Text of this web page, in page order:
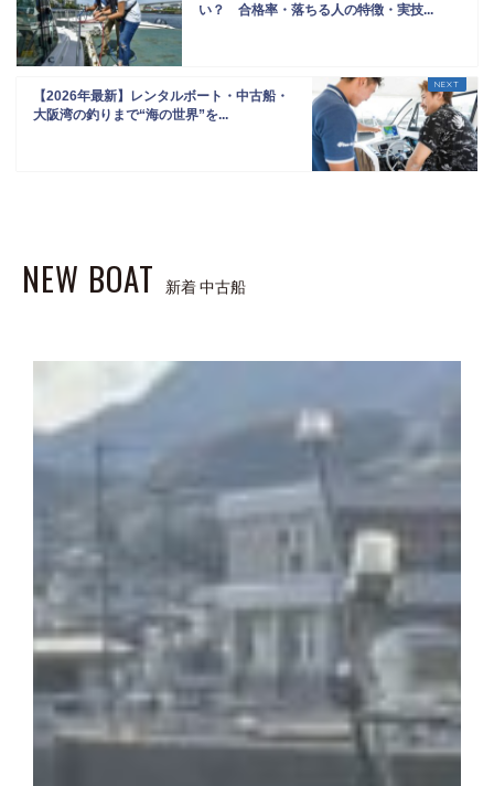
い？ 合格率・落ちる人の特徴・実技...
【2026年最新】レンタルボート・中古船・
大阪湾の釣りまで“海の世界”を...
NEW BOAT 新着 中古船